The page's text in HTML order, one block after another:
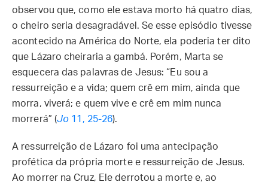
observou que, como ele estava morto há quatro dias,
o cheiro seria desagradável. Se esse episódio tivesse
acontecido na América do Norte, ela poderia ter dito
que Lázaro cheiraria a gambá. Porém, Marta se
esquecera das palavras de Jesus: “Eu sou a
ressurreição e a vida; quem crê em mim, ainda que
morra, viverá; e quem vive e crê em mim nunca
morrerá” (Jo 11, 25-26).
A ressurreição de Lázaro foi uma antecipação
profética da própria morte e ressurreição de Jesus.
Ao morrer na Cruz, Ele derrotou a morte e, ao